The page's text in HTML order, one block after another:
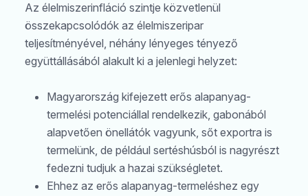
Az élelmiszerinfláció szintje közvetlenül
összekapcsolódók az élelmiszeripar
teljesítményével, néhány lényeges tényező
együttállásából alakult ki a jelenlegi helyzet:
Magyarország kifejezett erős alapanyag-
termelési potenciállal rendelkezik, gabonából
alapvetően önellátók vagyunk, sőt exportra is
termelünk, de például sertéshúsból is nagyrészt
fedezni tudjuk a hazai szükségletet.
Ehhez az erős alapanyag-termeléshez egy
Keresés